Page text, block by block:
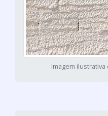
Imagem ilustrativa